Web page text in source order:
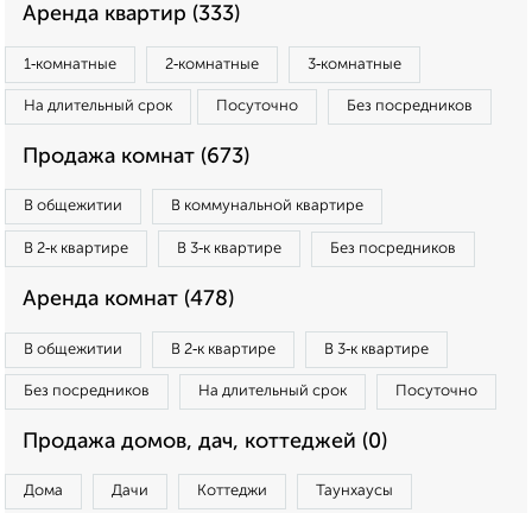
Аренда квартир (333)
1‑комнатные 2‑комнатные 3‑комнатные
На длительный срок Посуточно Без посредников
Продажа комнат (673)
В общежитии В коммунальной квартире
В 2‑к квартире В 3‑к квартире Без посредников
Аренда комнат (478)
В общежитии В 2‑к квартире В 3‑к квартире
Без посредников На длительный срок Посуточно
Продажа домов, дач, коттеджей (0)
Дома Дачи Коттеджи Таунхаусы